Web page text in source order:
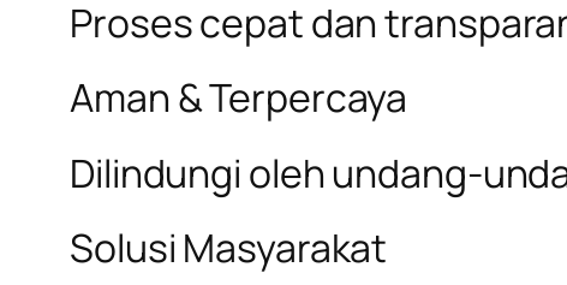
Proses cepat dan
Aman & Terpercaya
Dilindungi oleh undang-
Solusi Masyarakat